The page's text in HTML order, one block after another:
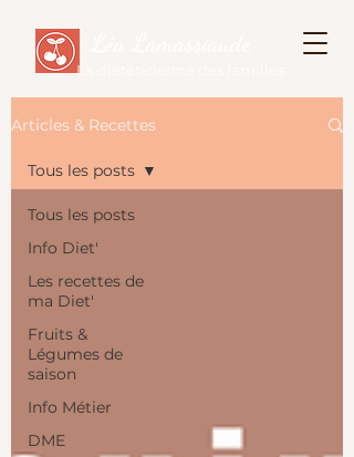
La diététicienne des familles
Articles & Recettes
Tous les posts
Info Diet'
Les recettes de
ma Diet'
Fruits &
Légumes de
saison
Info Métier
DME
Tous les posts